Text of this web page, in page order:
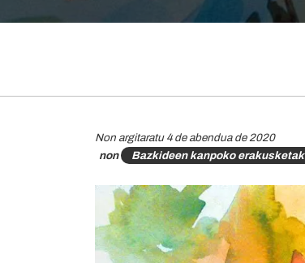
Non argitaratu 4 de abendua de 2020
non
Bazkideen kanpoko erakusketak